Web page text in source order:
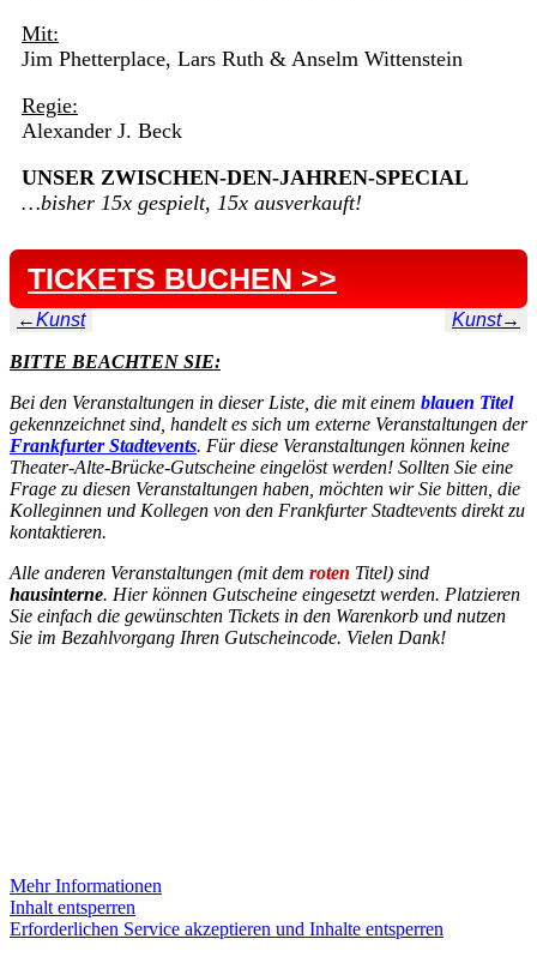
Mit:
Jim Phetterplace, Lars Ruth & Anselm Wittenstein
Regie:
Alexander J. Beck
UNSER ZWISCHEN-DEN-JAHREN-SPECIAL
…bisher 15x gespielt, 15x ausverkauft!
TICKETS BUCHEN >>
←Kunst Kunst→
BITTE BEACHTEN SIE:
Bei den Veranstaltungen in dieser Liste, die mit einem blauen Titel
gekennzeichnet sind, handelt es sich um externe Veranstaltungen der
Frankfurter Stadtevents. Für diese Veranstaltungen können keine
Theater-Alte-Brücke-Gutscheine eingelöst werden! Sollten Sie eine
Frage zu diesen Veranstaltungen haben, möchten wir Sie bitten, die
Kolleginnen und Kollegen von den Frankfurter Stadtevents direkt zu
kontaktieren.
Alle anderen Veranstaltungen (mit dem roten Titel) sind
hausinterne. Hier können Gutscheine eingesetzt werden. Platzieren
Sie einfach die gewünschten Tickets in den Warenkorb und nutzen
Sie im Bezahlvorgang Ihren Gutscheincode. Vielen Dank!
Mehr Informationen
Inhalt entsperren
Erforderlichen Service akzeptieren und Inhalte entsperren